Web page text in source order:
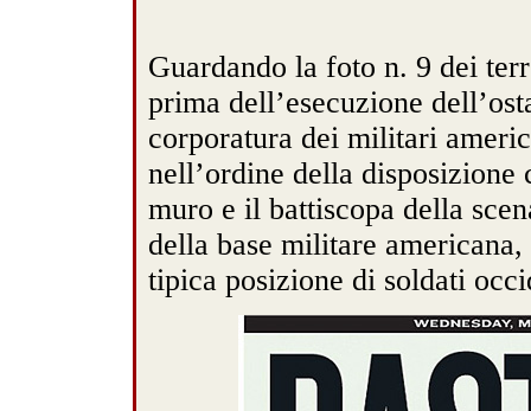
Guardando la foto n. 9 dei
prima dell’esecuzione
corporatura dei militari
nell’ordine della
muro e il battiscopa della
della base militare
tipica posizione di soldati